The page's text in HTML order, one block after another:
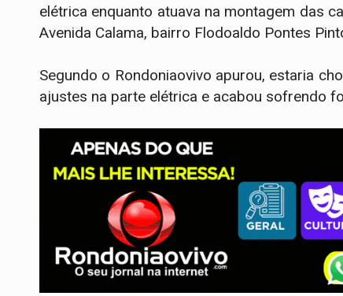
elétrica enquanto atuava na montagem das
Avenida Calama, bairro Flodoaldo Pontes
Segundo o Rondoniaovivo apurou, estaria
ajustes na parte elétrica e acabou sofrendo